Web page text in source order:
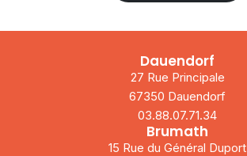
Dauendorf
27 Rue Principale
67350 Dauendorf
03.88.07.71.34
Brumath
15 Rue du Général Duport